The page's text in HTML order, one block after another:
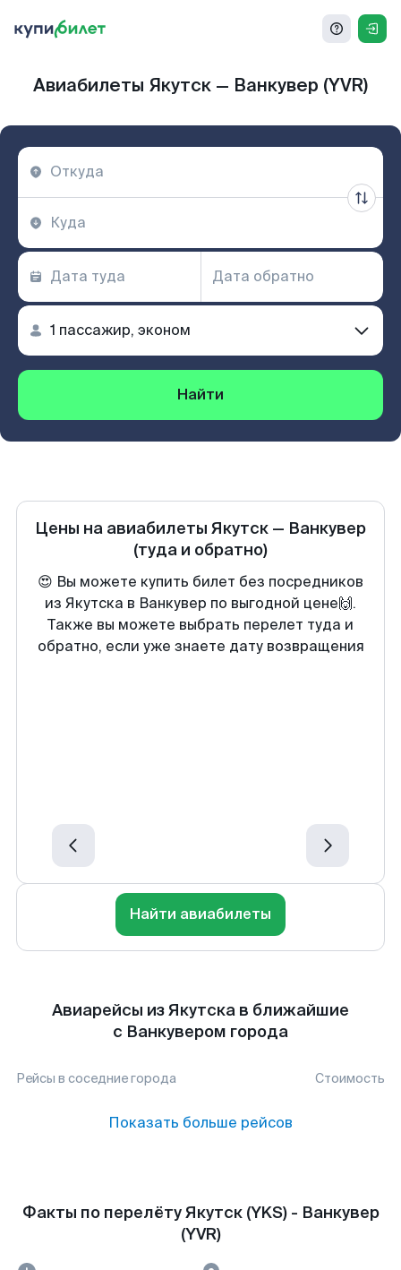
Авиабилеты Якутск — Ванкувер (YVR)
Найти
Цены на авиабилеты Якутск — Ванкувер
(туда и обратно)
😍 Вы можете купить билет без посредников
из Якутска в Ванкувер по выгодной цене🙌.
Также вы можете выбрать перелет туда и
обратно, если уже знаете дату возвращения
Найти авиабилеты
Авиарейсы из Якутска в ближайшие
с Ванкувером города
Рейсы в соседние города Стоимость
Показать больше рейсов
Факты по перелёту Якутск (YKS) - Ванкувер
(YVR)